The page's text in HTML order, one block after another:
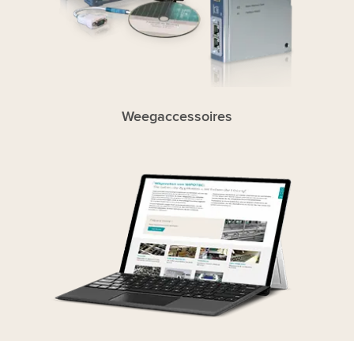
Weegaccessoires